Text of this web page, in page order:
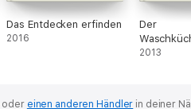
Das Entdecken erfinden
2016
Der
2013
oder einen anderen Händler in deiner